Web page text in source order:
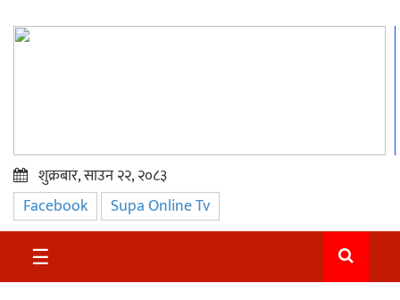
प्रमुख
समाचार
सुदुर
शुक्रबार, साउन २२, २०८३
Facebook Supa Online Tv
☰